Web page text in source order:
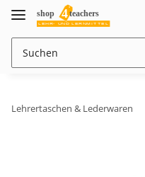
Lehrertaschen & Lederwaren